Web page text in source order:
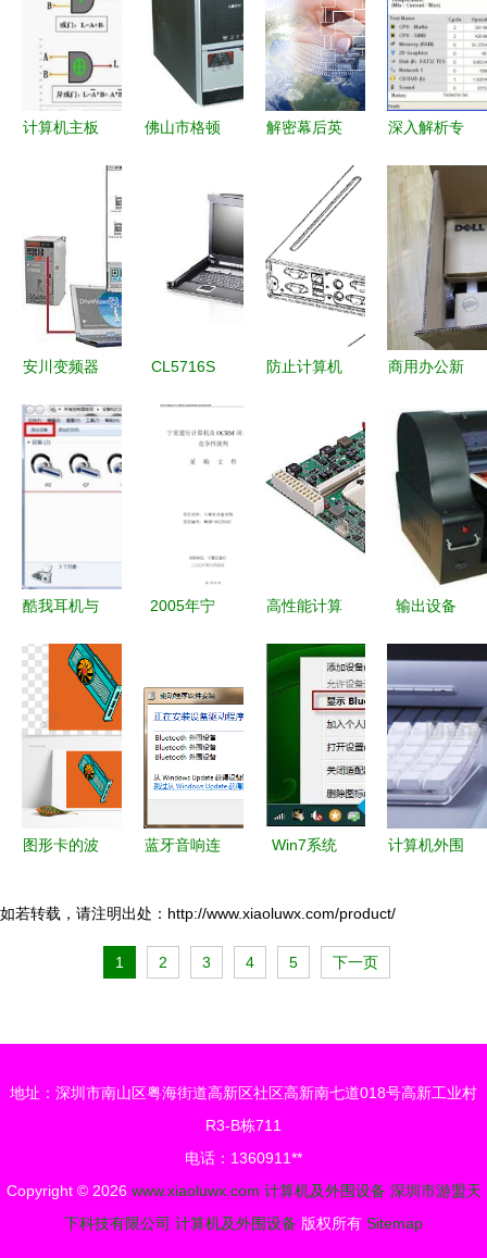
多维探讨
分析仪及计
算机外围设
备深度测评
构的技术演
变与安全重
塑
箱等外围设
备的简易指
南
计算机主板
查
佛山市格顿
计算机及外
围设备技术
的创新先锋
解密幕后英
外围设备如
何定义你的
数字体验？
深入解析专
PassMark
BurnInTest
计算机及外
围设备稳定
性测试的黄
金标准
安川变频器
外围设备中
的应用与优
势
CL5716S
换器 高效
能与稳定性
围设备新生
机发展看点
发展工程理
性能解读）
防止计算机
箱设计方案
商用办公新
OptiPlex
390石家庄
售3820
元，稳定高
效兼顾性价
比
酷我耳机与
完整指南
2005年宁
标书（计算
机及外围设
高性能计算
备 应对高
温环境的可
输出设备
界与人类的
桥梁
图形卡的波
游戏、专业
蓝牙音响连
加设备成功
但搜索蓝牙
外围驱动失
决方案
Win7系统
示“Bluetooth
外围设
备”问题的
法
计算机外围
能、分类与
如若转载，请注明出处：http://www.xiaoluwx.com/product/
1 2 3 4 5 下一页
地址：深圳市南山区粤海街道高新区社区高新南七道018号高新工业村
R3-B栋711
电话：1360911**
Copyright © 2026 www.xiaoluwx.com 计算机及外围设备 深圳市游盟天
下科技有限公司 计算机及外围设备 版权所有 Sitemap